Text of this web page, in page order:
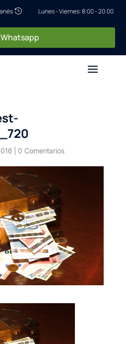
 Lunes - Viernes: 8:00 - 20:00
Whatsapp
| 0 Comentarios